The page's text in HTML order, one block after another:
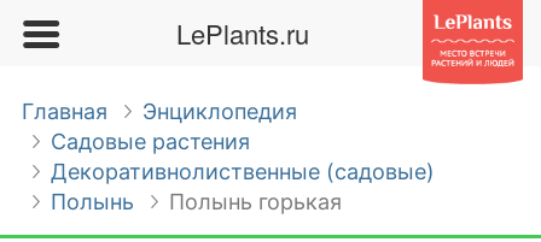
LePlants.ru
Главная
Энциклопедия
Садовые растения
Декоративнолиственные (садовые)
Полынь
Полынь горькая